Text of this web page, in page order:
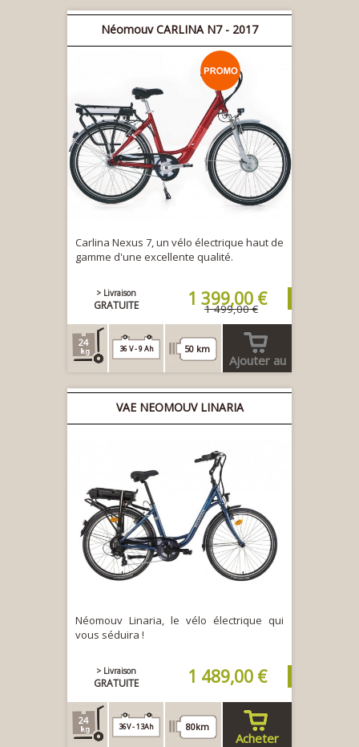
Néomouv CARLINA N7 - 2017
Carlina Nexus 7, un vélo électrique haut de
gamme d'une excellente qualité.
> Livraison
GRATUITE 1 399,00 €
1 499,00 €
24
36 V - 9 Ah 50 km
Ajouter au
panier
VAE NEOMOUV LINARIA
Néomouv Linaria, le vélo électrique qui
vous séduira !
> Livraison
GRATUITE 1 489,00 €
24
36V - 13Ah 80km
Acheter